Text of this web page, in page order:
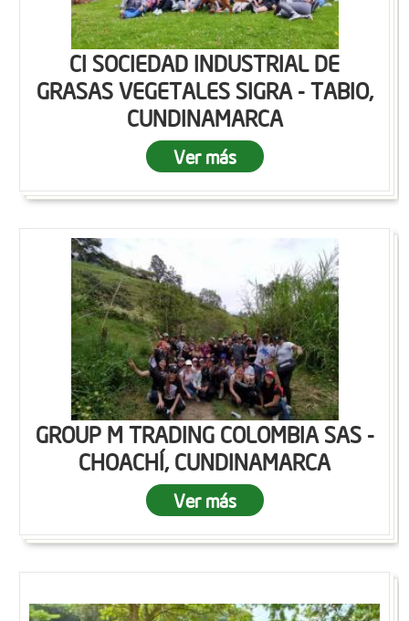
CI SOCIEDAD INDUSTRIAL DE
GRASAS VEGETALES SIGRA - TABIO,
CUNDINAMARCA
Ver más
GROUP M TRADING COLOMBIA SAS -
CHOACHÍ, CUNDINAMARCA
Ver más